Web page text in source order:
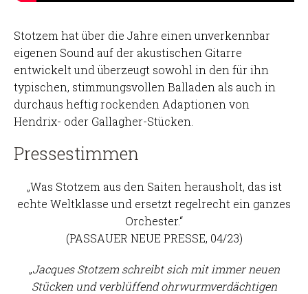
Stotzem hat über die Jahre einen unverkennbar
eigenen Sound auf der akustischen Gitarre
entwickelt und überzeugt sowohl in den für ihn
typischen, stimmungsvollen Balladen als auch in
durchaus heftig rockenden Adaptionen von
Hendrix- oder Gallagher-Stücken.
Pressestimmen
„Was Stotzem aus den Saiten herausholt, das ist
echte Weltklasse und ersetzt regelrecht ein ganzes
Orchester.“
(PASSAUER NEUE PRESSE, 04/23)
„Jacques Stotzem schreibt sich mit immer neuen
Stücken und verblüffend ohrwurmverdächtigen